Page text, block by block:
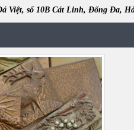
Việt, số 10B Cát Linh, Đống Đa,